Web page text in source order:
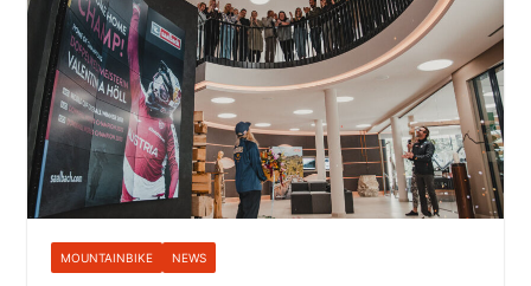
MOUNTAINBIKE NEWS